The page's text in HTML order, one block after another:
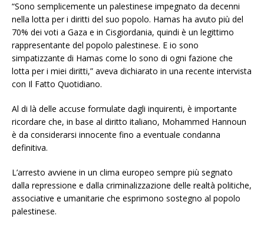
“Sono semplicemente un palestinese impegnato da decenni
nella lotta per i diritti del suo popolo. Hamas ha avuto più del
70% dei voti a Gaza e in Cisgiordania, quindi è un legittimo
rappresentante del popolo palestinese. E io sono
simpatizzante di Hamas come lo sono di ogni fazione che
lotta per i miei diritti,” aveva dichiarato in una recente intervista
con Il Fatto Quotidiano.
Al di là delle accuse formulate dagli inquirenti, è importante
ricordare che, in base al diritto italiano, Mohammed Hannoun
è da considerarsi innocente fino a eventuale condanna
definitiva.
L’arresto avviene in un clima europeo sempre più segnato
dalla repressione e dalla criminalizzazione delle realtà politiche,
associative e umanitarie che esprimono sostegno al popolo
palestinese.